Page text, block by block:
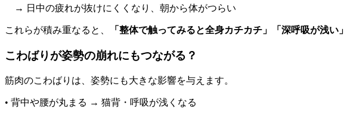
→ 日中の疲れが抜けにくくなり、朝から体がつらい
これらが積み重なると、 「整体で触ってみると全身カチカチ」「深呼吸が浅い」
こわばりが姿勢の崩れにもつながる？
筋肉のこわばりは、姿勢にも大きな影響を与えます。
• 背中や腰が丸まる → 猫背・呼吸が浅くなる